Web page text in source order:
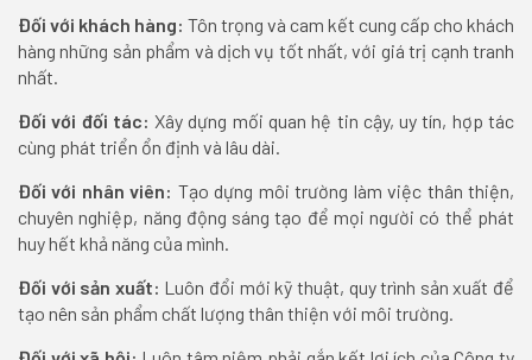
Đối với khách hàng: Tôn trọng và cam kết cung cấp cho khách
hàng những sản phẩm và dịch vụ tốt nhất, với giá trị cạnh tranh
nhất.
Đối với đối tác: Xây dựng mối quan hệ tin cậy, uy tín, hợp tác
cùng phát triển ổn định và lâu dài.
Đối với nhân viên: Tạo dựng môi trường làm việc thân thiện,
chuyên nghiệp, năng động sáng tạo để mọi người có thể phát
huy hết khả năng của mình.
Đối với sản xuất: Luôn đổi mới kỹ thuật, quy trình sản xuất để
tạo nên sản phẩm chất lượng thân thiện với môi trường.